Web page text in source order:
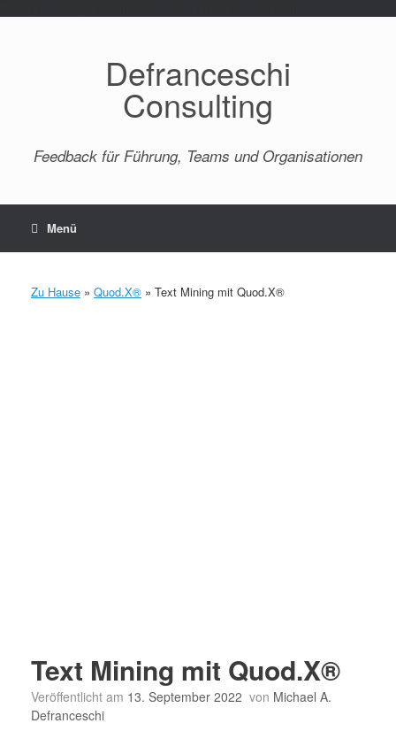
Defranceschi
Consulting
Feedback für Führung, Teams und Organisationen
Menü
Zu Hause » Quod.X® » Text Mining mit Quod.X®
Text Mining mit Quod.X®
Veröffentlicht am 13. September 2022 von Michael A.
Defranceschi